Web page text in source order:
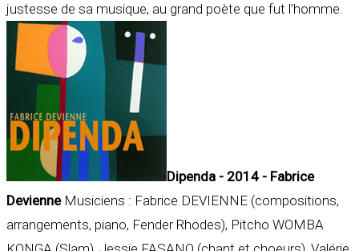
justesse de sa musique, au grand poète que fut l’homme.
Dipenda - 2014 - Fabrice
DevienneMusiciens : Fabrice DEVIENNE (compositions,
arrangements, piano, Fender Rhodes), Pitcho WOMBA